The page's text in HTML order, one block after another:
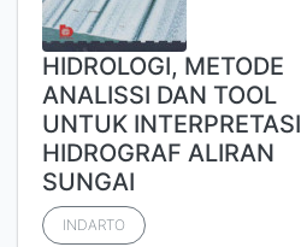
HIDROLOGI, METODE
ANALISSI DAN TOOL
UNTUK INTERPRETASI
HIDROGRAF ALIRAN
SUNGAI
INDARTO